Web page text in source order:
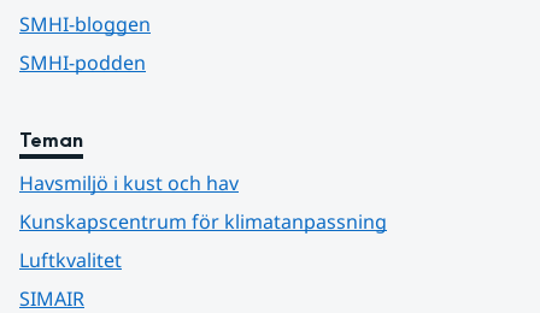
SMHI-bloggen
SMHI-podden
Teman
Havsmiljö i kust och hav
Kunskapscentrum för klimatanpassning
Luftkvalitet
SIMAIR